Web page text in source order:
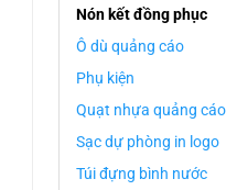
Nón kết đồng phục
Ô dù quảng cáo
Phụ kiện
Quạt nhựa quảng cáo
Sạc dự phòng in logo
Túi đựng bình nước